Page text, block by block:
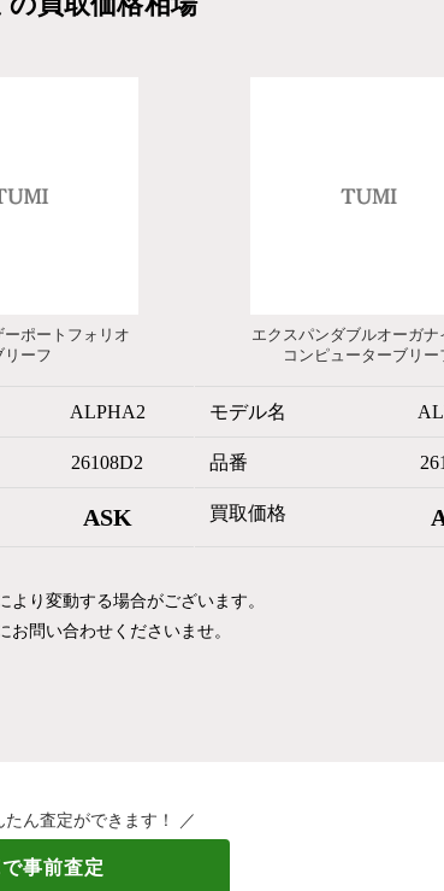
ーポートフォリオ
リーフ
ALPHA2
26108D2
ASK
エクスパンダブルオーガナ
コンピューターブリー
モデル名
品番
買取価格
り変動する場合がございます。
問い合わせくださいませ。
ん査定ができます！ ／
事前査定